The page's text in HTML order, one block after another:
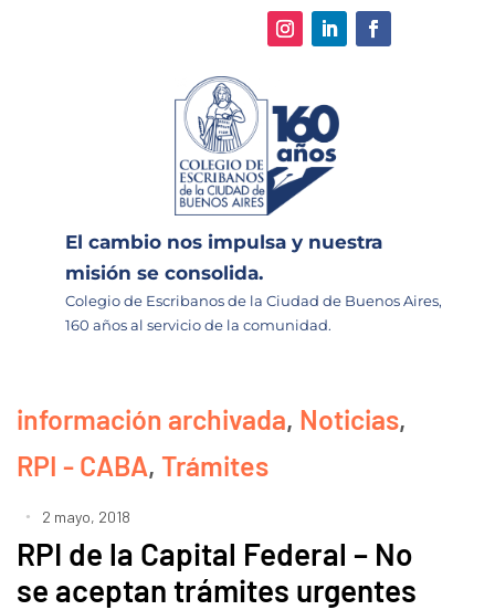
El cambio nos impulsa y nuestra
misión se consolida.
Colegio de Escribanos de la Ciudad de Buenos Aires,
160 años al servicio de la comunidad.
información archivada, Noticias,
RPI - CABA, Trámites
2 mayo, 2018
RPI de la Capital Federal – No
se aceptan trámites urgentes